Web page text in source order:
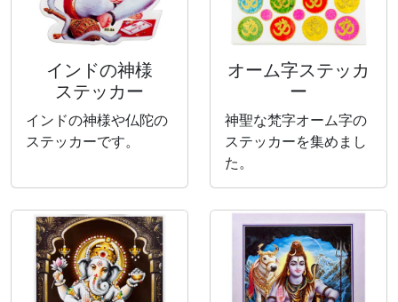
インドの神様
ステッカー
インドの神様や仏陀の
ステッカーです。
オーム字ステッカ
ー
神聖な梵字オーム字の
ステッカーを集めまし
た。